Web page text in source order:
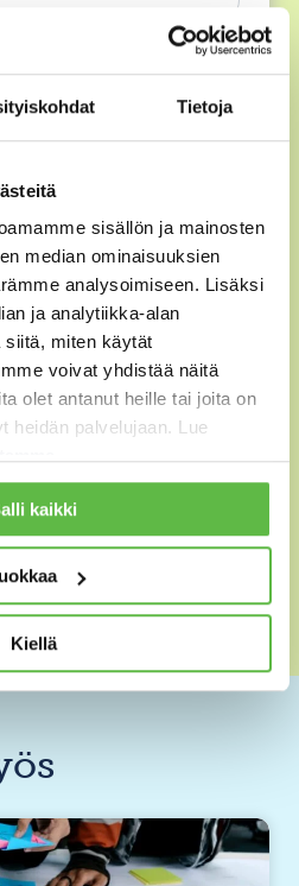
Tietoja
sisällön ja mainosten
median ominaisuuksien
analysoimiseen. Lisäksi
ja analytiikka-alan
siitä, miten käytät
voivat yhdistää näitä
olet antanut heille tai joita on
heidän palvelujaan. Lue
kaikki
Kiellä